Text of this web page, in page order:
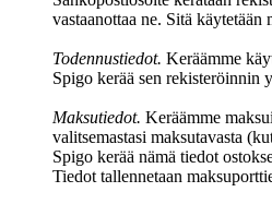
vastaanottaa ne. Sitä käytetään
Todennustiedot. Keräämme
Spigo kerää sen rekisteröinnin
Maksutiedot. Keräämme
valitsemastasi maksutavasta
Spigo kerää nämä tiedot
Tiedot tallennetaan